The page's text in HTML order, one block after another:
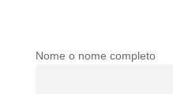
Nome o nome completo